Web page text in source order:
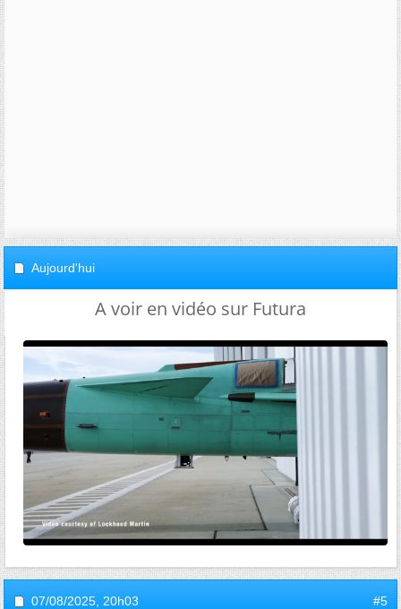
Aujourd'hui
A voir en vidéo sur Futura
07/08/2025, 20h03 #5